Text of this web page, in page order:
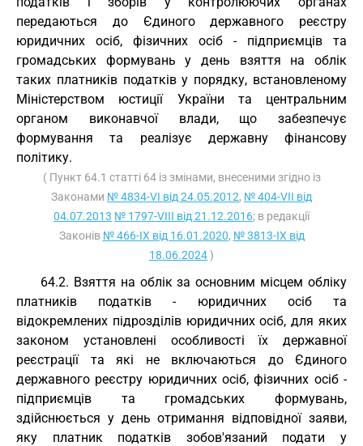
передаються до Єдиного державного реєстру
юридичних осіб, фізичних осіб - підприємців та
громадських формувань у день взяття на облік
таких платників податків у порядку, встановленому
Міністерством юстиції України та центральним
органом виконавчої влади, що забезпечує
формування та реалізує державну фінансову
політику.
( Пункт 64.1 статті 64 із змінами, внесеними згідно із
Законами № 4834-VI від 24.05.2012, № 404-VII від
04.07.2013 № 1797-VIII від 21.12.2016; в редакції
Законів № 466-IX від 16.01.2020, № 3813-IX від
18.06.2024)
64.2. Взяття на облік за основним місцем обліку
платників податків - юридичних осіб та
відокремлених підрозділів юридичних осіб, для яких
законом установлені особливості їх державної
реєстрації та які не включаються до Єдиного
державного реєстру юридичних осіб, фізичних осіб -
підприємців та громадських формувань,
здійснюється у день отримання відповідної заяви,
яку платник податків зобов'язаний подати у